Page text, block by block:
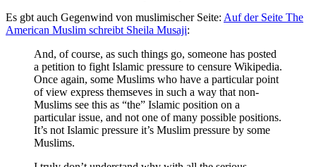
Es gbt auch Gegenwind von muslimischer Seite: Auf der Seite The
American Muslim schreibt Sheila Musaji:
And, of course, as such things go, someone has posted
a petition to fight Islamic pressure to censure Wikipedia.
Once again, some Muslims who have a particular point
of view express themseves in such a way that non-
Muslims see this as “the” Islamic position on a
particular issue, and not one of many possible positions.
It’s not Islamic pressure it’s Muslim pressure by some
Muslims.